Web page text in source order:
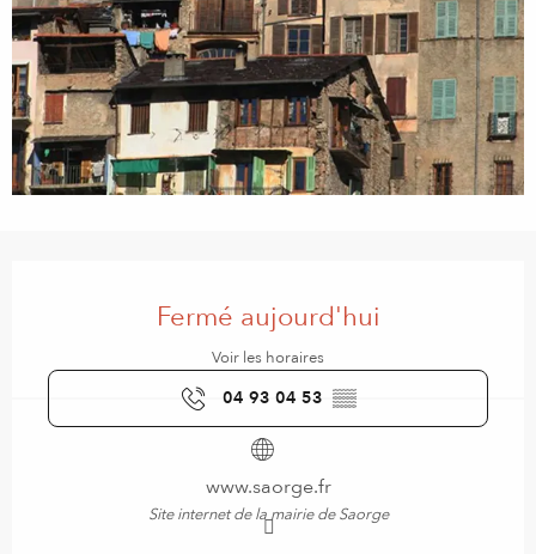
Fermé aujourd'hui
Voir les horaires
04 93 04 53 ▒▒
www.saorge.fr
Site internet de la mairie de Saorge